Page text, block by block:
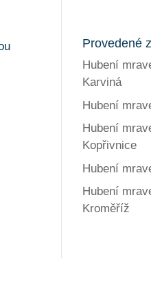
Provedené
Hubení
Karviná
Hubení
Hubení
Kopřivnice
Hubení
Hubení
Kroměříž